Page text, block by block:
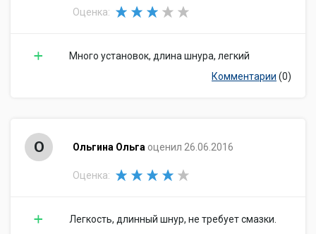
Оценка:
Много установок, длина шнура, легкий
Комментарии (0)
О Ольгина Ольга оценил 26.06.2016
Оценка:
Легкость, длинный шнур, не требует смазки.